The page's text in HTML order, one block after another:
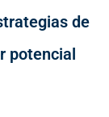
de
potencial